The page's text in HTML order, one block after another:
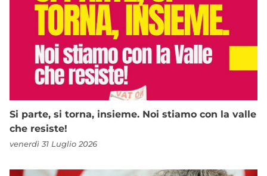
Si parte, si torna, insieme. Noi stiamo con la valle
che resiste!
venerdì 31 Luglio 2026